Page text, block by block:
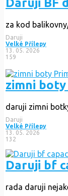
Daruji BF
za kod
Daruji
Velké Přílepy
13. 05. 2026
159
zimni
daruji zimni
Daruji
Velké Přílepy
13. 05. 2026
132
Daruji bf
rada daruji